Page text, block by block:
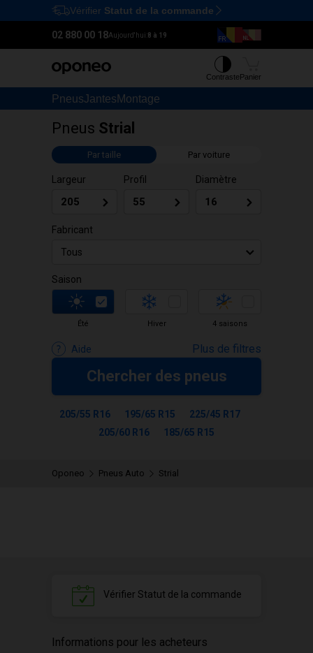
Ctrl M
Vérifier Statut de la commande
02 880 00 18Aujourd'hui: 8 à 19
PneusJantes Montage
ContrastePanier
Pneus Strial
Par taille Par voiture
Largeur Profil Diamètre
Fabricant
Tous
Saison
Été Hiver 4 saisons
Aide Plus de filtres
Chercher des pneus
205/55 R16 195/65 R15
225/45 R17
205/60 R16
185/65 R15
Oponeo Pneus Auto Strial
Vérifier Statut de la commande
Informations pour les acheteurs